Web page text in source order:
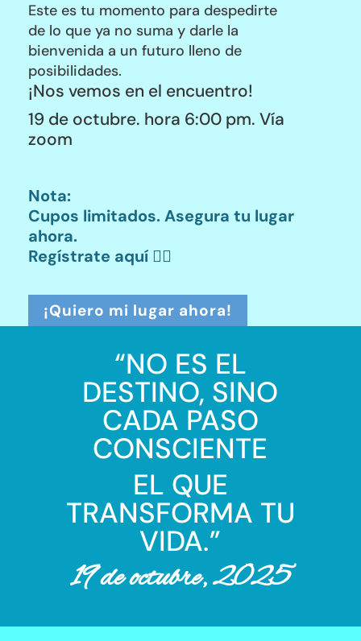
Este es tu momento para despedirte
de lo que ya no suma y darle la
bienvenida a un futuro lleno de
posibilidades.
¡Nos vemos en el encuentro!
19 de octubre. hora 6:00 pm. Vía
zoom
Nota:
Cupos limitados. Asegura tu lugar
ahora.
Regístrate aquí 👇🏼
¡Quiero mi lugar ahora!
“NO ES EL
DESTINO, SINO
CADA PASO
CONSCIENTE
EL QUE
TRANSFORMA TU
VIDA.”
19 de octubre, 2025